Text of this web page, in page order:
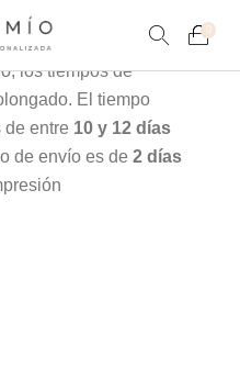
0
taller especialmente
y a las medidas de
los tiempos de
El tiempo
entre 10 y 12 días
de envío es de2 días